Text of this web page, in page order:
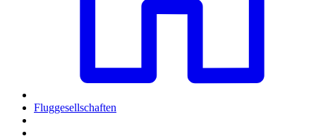
Fluggesellschaften